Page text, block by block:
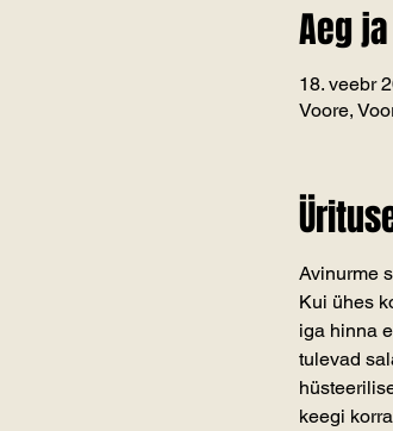
Aeg
18. veebr
Voore,
Avinurme
Kui ühes
iga hinna
tulevad
keegi